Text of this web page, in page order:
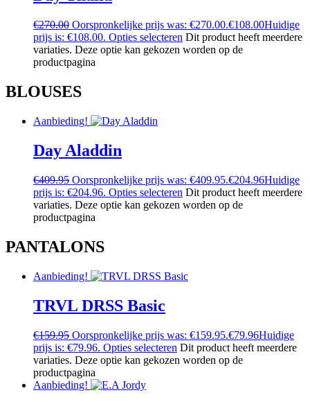
€270.00 Oorspronkelijke prijs was: €270.00.€108.00Huidige
prijs is: €108.00. Opties selecteren Dit product heeft meerdere
variaties. Deze optie kan gekozen worden op de
productpagina
BLOUSES
Aanbieding!
Day Aladdin
€409.95 Oorspronkelijke prijs was: €409.95.€204.96Huidige
prijs is: €204.96. Opties selecteren Dit product heeft meerdere
variaties. Deze optie kan gekozen worden op de
productpagina
PANTALONS
Aanbieding!
TRVL DRSS Basic
€159.95 Oorspronkelijke prijs was: €159.95.€79.96Huidige
prijs is: €79.96. Opties selecteren Dit product heeft meerdere
variaties. Deze optie kan gekozen worden op de
productpagina
Aanbieding!